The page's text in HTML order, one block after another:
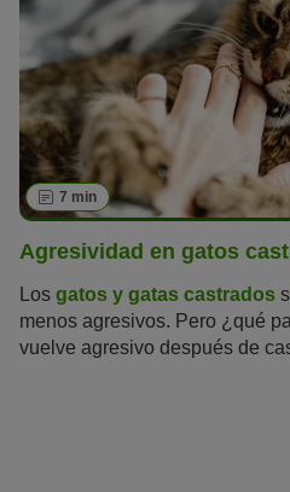
7 min
Agresividad en gatos
Los gatos y gatas castrados
menos agresivos. Pero ¿qué
vuelve agresivo después de